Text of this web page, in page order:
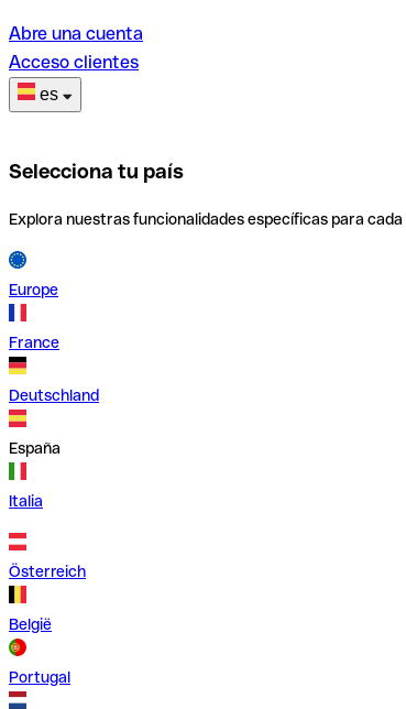
Abre una cuenta
Acceso clientes
es
Selecciona tu país
Explora nuestras funcionalidades específicas para
Europe
France
Deutschland
España
Italia
Österreich
België
Portugal